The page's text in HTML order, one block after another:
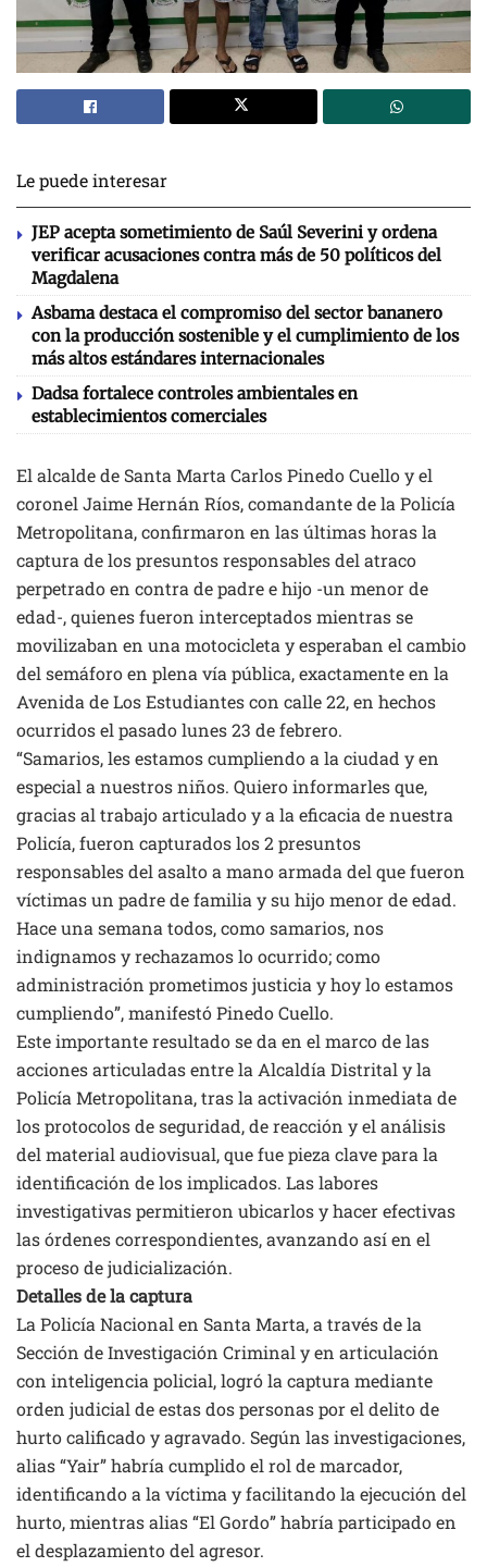
Le puede interesar
JEP acepta sometimiento de Saúl Severini y ordena
verificar acusaciones contra más de 50 políticos del
Magdalena
Asbama destaca el compromiso del sector bananero
con la producción sostenible y el cumplimiento de los
más altos estándares internacionales
Dadsa fortalece controles ambientales en
establecimientos comerciales
El alcalde de Santa Marta Carlos Pinedo Cuello y el
coronel Jaime Hernán Ríos, comandante de la Policía
Metropolitana, confirmaron en las últimas horas la
captura de los presuntos responsables del atraco
perpetrado en contra de padre e hijo -un menor de
edad-, quienes fueron interceptados mientras se
movilizaban en una motocicleta y esperaban el cambio
del semáforo en plena vía pública, exactamente en la
Avenida de Los Estudiantes con calle 22, en hechos
ocurridos el pasado lunes 23 de febrero.
“Samarios, les estamos cumpliendo a la ciudad y en
especial a nuestros niños. Quiero informarles que,
gracias al trabajo articulado y a la eficacia de nuestra
Policía, fueron capturados los 2 presuntos
responsables del asalto a mano armada del que fueron
víctimas un padre de familia y su hijo menor de edad.
Hace una semana todos, como samarios, nos
indignamos y rechazamos lo ocurrido; como
administración prometimos justicia y hoy lo estamos
cumpliendo”, manifestó Pinedo Cuello.
Este importante resultado se da en el marco de las
acciones articuladas entre la Alcaldía Distrital y la
Policía Metropolitana, tras la activación inmediata de
los protocolos de seguridad, de reacción y el análisis
del material audiovisual, que fue pieza clave para la
identificación de los implicados. Las labores
investigativas permitieron ubicarlos y hacer efectivas
las órdenes correspondientes, avanzando así en el
proceso de judicialización.
Detalles de la captura
La Policía Nacional en Santa Marta, a través de la
Sección de Investigación Criminal y en articulación
con inteligencia policial, logró la captura mediante
orden judicial de estas dos personas por el delito de
hurto calificado y agravado. Según las investigaciones,
alias “Yair” habría cumplido el rol de marcador,
identificando a la víctima y facilitando la ejecución del
hurto, mientras alias “El Gordo” habría participado en
el desplazamiento del agresor.